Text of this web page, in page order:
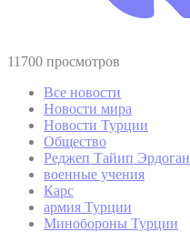
11700 просмотров
Все новости
Новости мира
Новости Турции
Общество
Реджеп Тайип Эрдоган
военные учения
Карс
армия Турции
Минобороны Турции